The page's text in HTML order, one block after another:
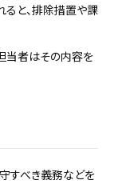
と、排除措置や課
当者はその内容を
すべき義務などを